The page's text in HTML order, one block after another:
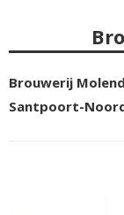
Brouwerij
Santpoort-